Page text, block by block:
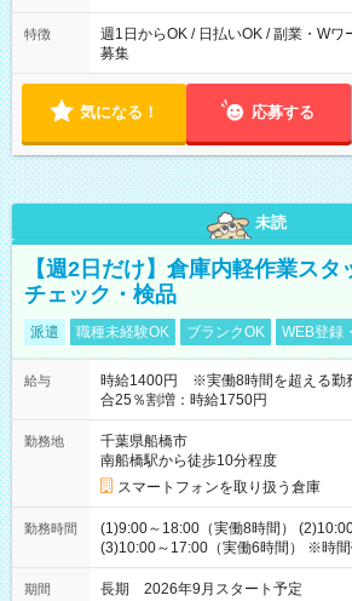
特徴
週1日からOK / 日払いOK / 副業・Wワ
募集
気になる！ 応募する
未読
【週2日だけ】倉庫内軽作業ス
チェック・検品
派遣 職種未経験OK ブランクOK WEB登録
給与
時給1400円 ※実働8時間を超える勤
合25％割増：時給1750円
勤務地
千葉県船橋市
南船橋駅から徒歩10分程度
スマートフォンを取り扱う倉庫
勤務時間
(1)9:00～18:00（実働8時間）
(3)10:00～17:00（実働6時間） ※時
期間 長期 2026年9月スタート予定